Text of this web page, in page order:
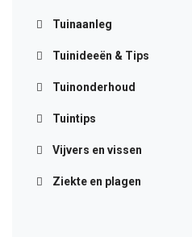
Tuinaanleg
Tuinideeën & Tips
Tuinonderhoud
Tuintips
Vijvers en vissen
Ziekte en plagen